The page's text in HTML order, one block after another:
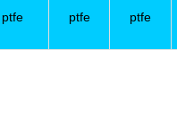
ptfe ptfe ptfe